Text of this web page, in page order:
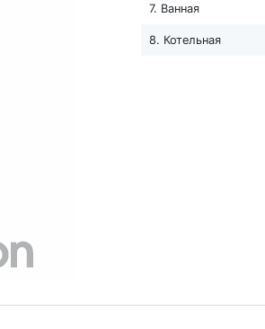
7. Ванная
8. Котельная